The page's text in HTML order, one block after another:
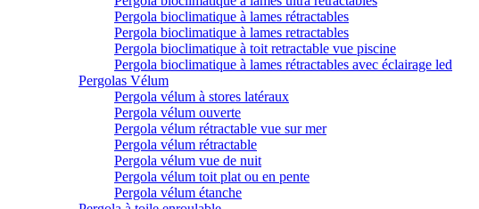
Pergola bioclimatique à lames rétractables
Pergola bioclimatique à lames retractables
Pergola bioclimatique à toit retractable vue piscine
Pergola bioclimatique à lames rétractables avec éclairage led
Pergolas Vélum
Pergola vélum à stores latéraux
Pergola vélum ouverte
Pergola vélum rétractable vue sur mer
Pergola vélum rétractable
Pergola vélum vue de nuit
Pergola vélum toit plat ou en pente
Pergola vélum étanche